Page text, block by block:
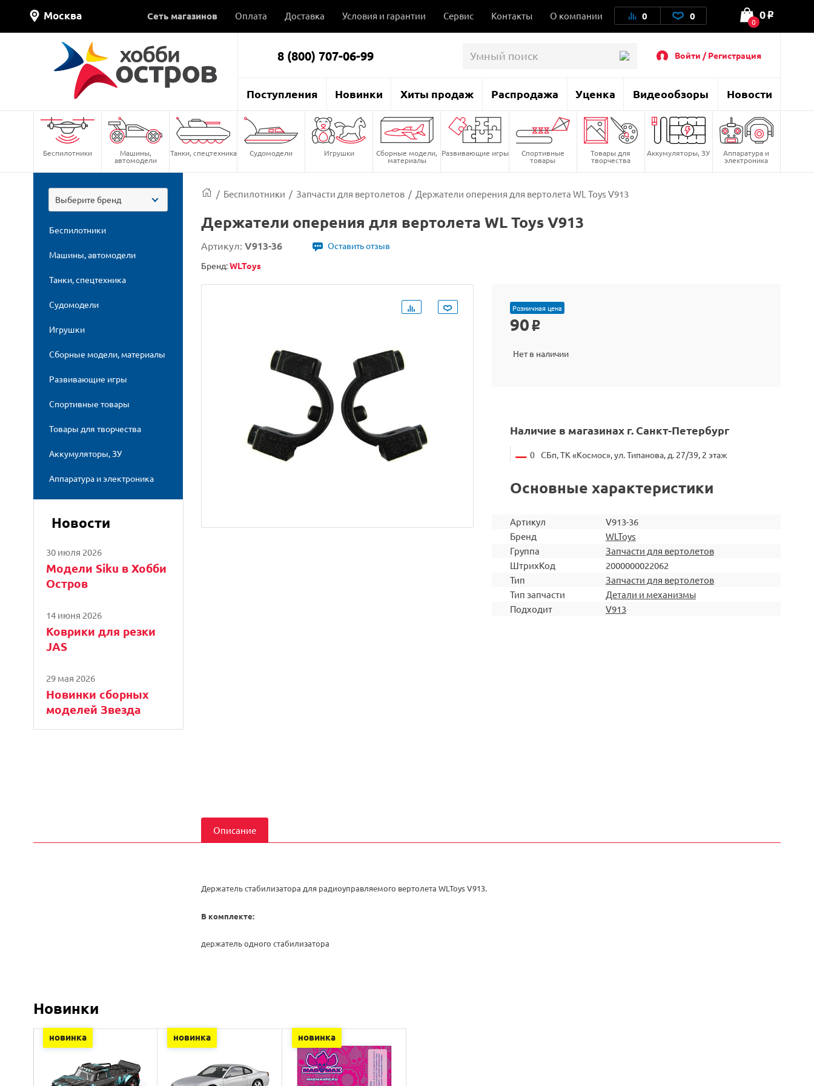
Москва Сеть магазинов Оплата Доставка Условия и гарантии Сервис Контакты О компании 0 0 0
0 o
8 (800) 707-06-99 Войти / Регистрация
Поступления Новинки Хиты продаж Распродажа Уценка Видеообзоры Новости
Беспилотники Машины,
автомодели
Танки, спецтехника Судомодели Игрушки Сборные модели,
материалы
Развивающие игры Спортивные
товары
Товары для
творчества
Аккумуляторы, ЗУ Аппаратура и
электроника
Выберите бренд
Беспилотники
Машины, автомодели
Танки, спецтехника
Судомодели
Игрушки
Сборные модели, материалы
Развивающие игры
Спортивные товары
Товары для творчества
Аккумуляторы, ЗУ
Аппаратура и электроника
Новости
30 июля 2026
Модели Siku в Хобби
Остров
14 июня 2026
Коврики для резки
JAS
29 мая 2026
Новинки сборных
моделей Звезда
/ Беспилотники / Запчасти для вертолетов / Держатели оперения для вертолета WL Toys V913
Держатели оперения для вертолета WL Toys V913
Артикул: V913-36
Оставить отзыв
Бренд:WLToys
Розничная цена
90 o
Нет в наличии
Наличие в магазинах г. Санкт-Петербург
0 СБп, ТК «Космос», ул. Типанова, д. 27/39, 2 этаж
Основные характеристики
Артикул
V913-36
Бренд
WLToys
Группа
Запчасти для вертолетов
ШтрихКод
2000000022062
Тип
Запчасти для вертолетов
Тип запчасти
Детали и механизмы
Подходит
V913
Описание
Держатель стабилизатора для радиоуправляемого вертолета WLToys V913.
В комплекте:
держатель одного стабилизатора
Новинки
новинка новинка новинка